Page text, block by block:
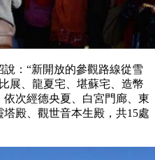
：“新開放的參觀路線從雪
展、龍夏宅、堪蘇宅、造幣
次經德央夏、白宮門廊、東
殿、觀世音本生殿，共15處